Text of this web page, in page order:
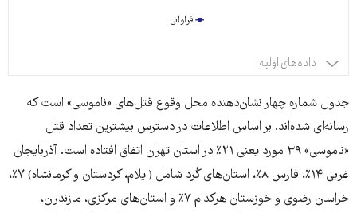
فراوانی
تهران
۳۹
خراسان
رضوی
۱۲
داده‌های اولیه
جدول شماره چهار نشان‌دهنده محل وقوع قتل‌های «ناموسی» است که
رسانه‌ای شده‌اند. بر اساس اطلاعات در دسترس بیشترین تعداد قتل
«ناموسی» ۳۹ مورد یعنی ۲۱٪ در استان تهران اتفاق افتاده است. آذربایجان
غربی ۱۴٪، فارس ۸٪، استان‌های کُرد شامل (ایلام‌، کردستان و کرمانشاه) ۷٪،
خراسان رضوی و خوزستان هرکدام ۷٪ و استان‌های مرکزی، مازندران،